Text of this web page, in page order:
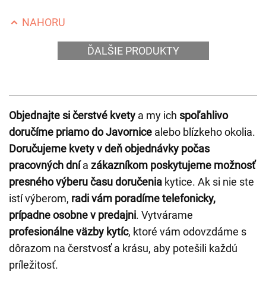
NAHORU
ĎALŠIE PRODUKTY
Objednajte si čerstvé kvety a my ich spoľahlivo
doručíme priamo do Javornice alebo blízkeho okolia.
Doručujeme kvety v deň objednávky počas
pracovných dnía zákazníkom poskytujeme možnosť
presného výberu času doručenia kytice. Ak si nie ste
istí výberom, radi vám poradíme telefonicky,
prípadne osobne v predajni. Vytvárame
profesionálne väzby kytíc, ktoré vám odovzdáme s
dôrazom na čerstvosť a krásu, aby potešili každú
príležitosť.